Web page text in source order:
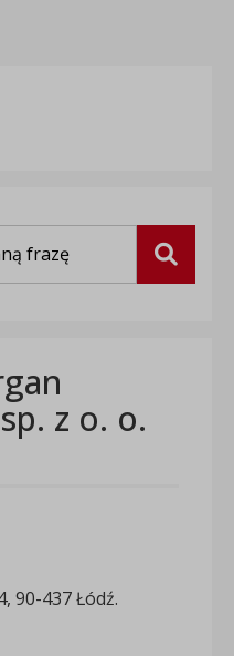
Szukaj
z o. o.
90-437 Łódź.